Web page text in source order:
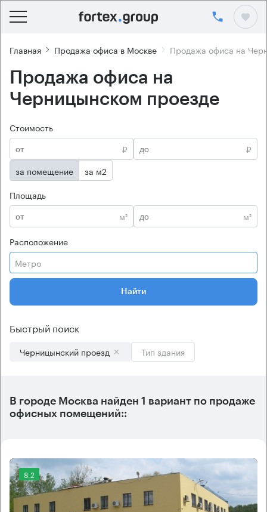
Главная Продажа офиса в Москве Продажа офиса на
Продажа офиса на
Черницынском проезде
Стоимость
₽
₽
за помещение
за м2
Площадь
м²
м²
Расположение
Метро
Найти
Быстрый поиск
Черницынский проезд Тип здания
В городе Москва найден 1 вариант по продаже
офисных помещений::
8.2